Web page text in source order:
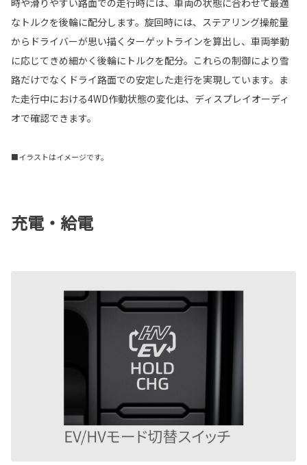
時や滑りやすい路面での走行時には、車両の状態に合わせて最適
なトルクを後輪に配分します。旋回時には、ステアリング操舵量
からドライバーが思い描くターゲットラインを算出し、車両挙動
に応じてきめ細かく後輪にトルクを配分。これらの制御により雪
路だけでなくドライ路面での安定した走行を実現しています。ま
た走行中における4WD作動状態の変化は、ディスプレイオーディ
オで確認できます。
■イラストはイメージです。
充電・給電